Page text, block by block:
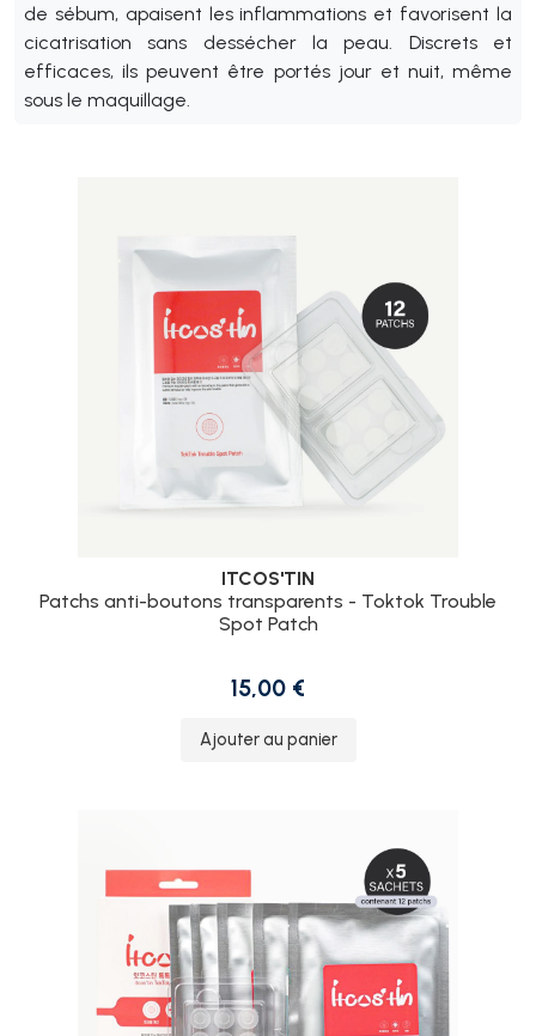
de sébum, apaisent les inflammations et favorisent la
cicatrisation sans dessécher la peau. Discrets et
efficaces, ils peuvent être portés jour et nuit, même
sous le maquillage.
ITCOS'TIN
Patchs anti-boutons transparents - Toktok Trouble
Spot Patch
15,00 €
Ajouter au panier